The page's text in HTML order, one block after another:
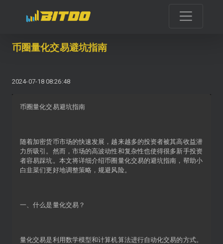
币圈量化交易避坑指南
2024-07-18 08:26:48
币圈量化交易避坑指南
随着加密货币市场的快速发展，越来越多的投资者被其高收益潜
力所吸引。然而，市场的高波动性和复杂性也使得很多新手投资
者容易踩坑。本文将详细介绍币圈量化交易的避坑指南，帮助小
白韭菜们更好地调整策略，规避风险。
一、什么是量化交易？
量化交易是利用数学模型和计算机算法进行自动化交易的方式。